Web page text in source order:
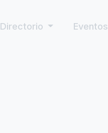
Directorio Eventos